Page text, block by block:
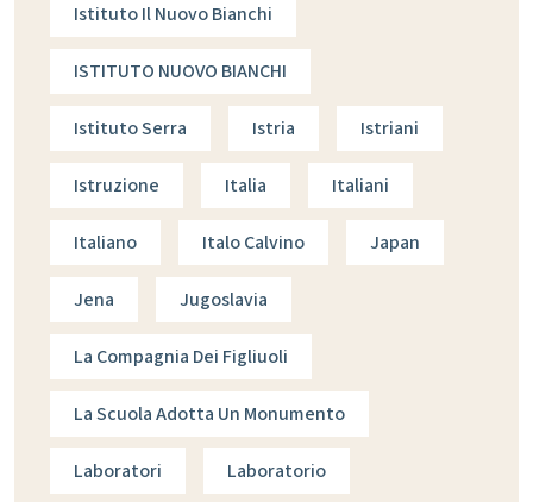
Istituto Il Nuovo Bianchi
ISTITUTO NUOVO BIANCHI
Istituto Serra Istria Istriani
Istruzione Italia Italiani
Italiano Italo Calvino Japan
Jena Jugoslavia
La Compagnia Dei Figliuoli
La Scuola Adotta Un Monumento
Laboratori Laboratorio